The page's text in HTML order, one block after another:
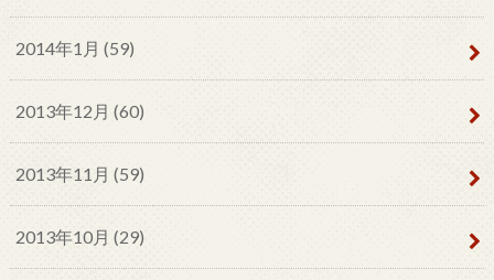
2014年1月 (59)
2013年12月 (60)
2013年11月 (59)
2013年10月 (29)